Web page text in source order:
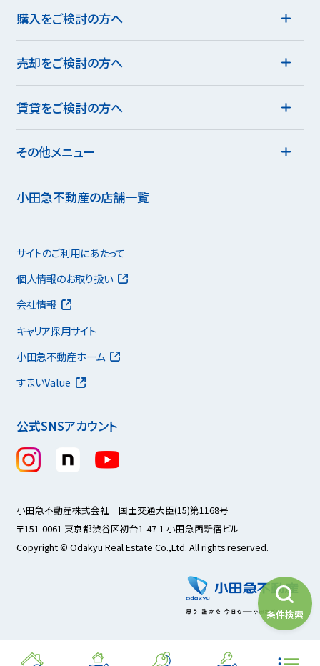
条件検索
購入をご検討の方へ
売却をご検討の方へ
賃貸をご検討の方へ
その他メニュー
小田急不動産の店舗一覧
公式SNSアカウント
サイトのご利用にあたって
個人情報のお取り扱い
会社情報
キャリア採用サイト
小田急不動産ホーム
すまいValue
小田急不動産株式会社 国土交通大臣(15)第1168号
〒151-0061 東京都渋谷区初台1-47-1 小田急西新宿ビル
Copyright © Odakyu Real Estate Co.,Ltd. All rights reserved.